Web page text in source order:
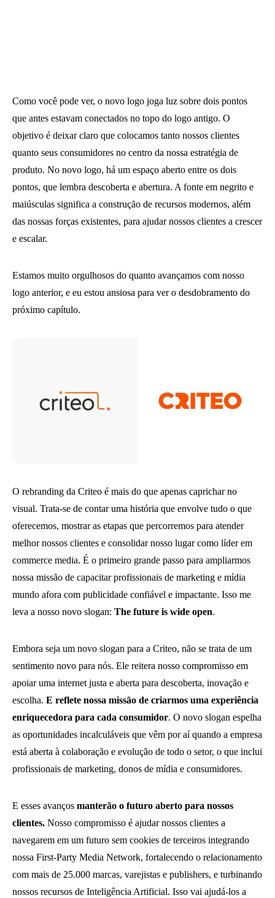
Como você pode ver, o novo logo joga luz sobre dois pontos
que antes estavam conectados no topo do logo antigo. O
objetivo é deixar claro que colocamos tanto nossos clientes
quanto seus consumidores no centro da nossa estratégia de
produto. No novo logo, há um espaço aberto entre os dois
pontos, que lembra descoberta e abertura. A fonte em negrito e
maiúsculas significa a construção de recursos modernos, além
das nossas forças existentes, para ajudar nossos clientes a crescer
e escalar.
Estamos muito orgulhosos do quanto avançamos com nosso
logo anterior, e eu estou ansiosa para ver o desdobramento do
próximo capítulo.
O rebranding da Criteo é mais do que apenas caprichar no
visual. Trata-se de contar uma história que envolve tudo o que
oferecemos, mostrar as etapas que percorremos para atender
melhor nossos clientes e consolidar nosso lugar como líder em
commerce media. É o primeiro grande passo para ampliarmos
nossa missão de capacitar profissionais de marketing e mídia
mundo afora com publicidade confiável e impactante. Isso me
leva a nosso novo slogan: The future is wide open.
Embora seja um novo slogan para a Criteo, não se trata de um
sentimento novo para nós. Ele reitera nosso compromisso em
apoiar uma internet justa e aberta para descoberta, inovação e
escolha. E reflete nossa missão de criarmos uma experiência
enriquecedora para cada consumidor. O novo slogan espelha
as oportunidades incalculáveis que vêm por aí quando a empresa
está aberta à colaboração e evolução de todo o setor, o que inclui
profissionais de marketing, donos de mídia e consumidores.
E esses avanços manterão o futuro aberto para nossos
clientes. Nosso compromisso é ajudar nossos clientes a
navegarem em um futuro sem cookies de terceiros integrando
nossa First-Party Media Network, fortalecendo o relacionamento
com mais de 25.000 marcas, varejistas e publishers, e turbinando
nossos recursos de Inteligência Artificial. Isso vai ajudá-los a